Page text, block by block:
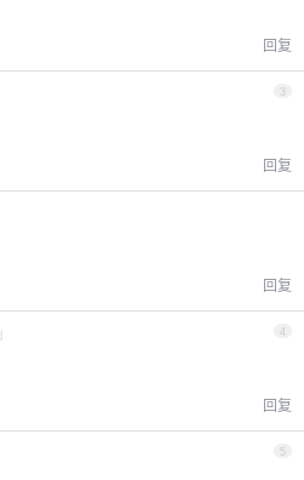
回复
3
回复
回复
4
回复
5